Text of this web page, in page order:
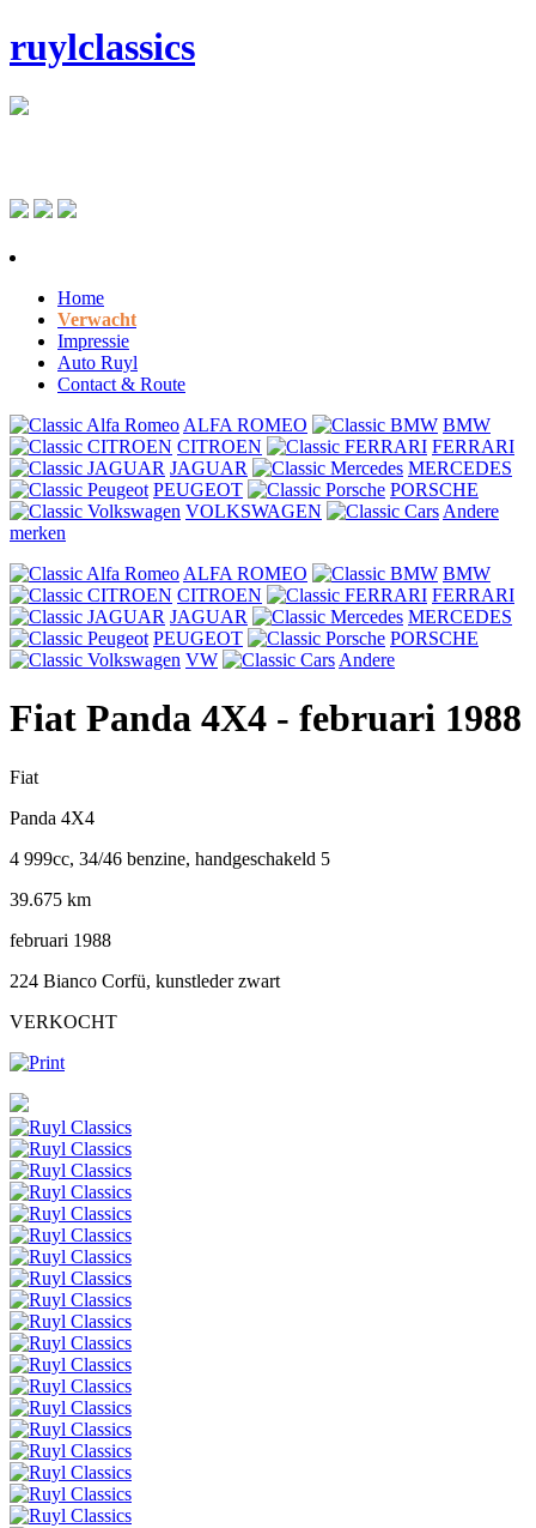
ruylclassics
Home
Verwacht
Impressie
Auto Ruyl
Contact & Route
ALFA ROMEO
BMW
CITROEN
FERRARI
JAGUAR
MERCEDES
PEUGEOT
PORSCHE
VOLKSWAGEN
Andere
merken
ALFA ROMEO
BMW
CITROEN
FERRARI
JAGUAR
MERCEDES
PEUGEOT
PORSCHE
VW
Andere
Fiat Panda 4X4 - februari 1988
Fiat
Panda 4X4
4 999cc, 34/46 benzine, handgeschakeld 5
39.675 km
februari 1988
224 Bianco Corfü, kunstleder zwart
VERKOCHT